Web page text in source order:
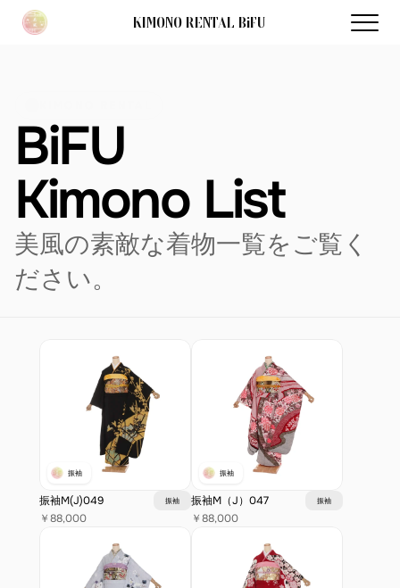
KIMONO RENTAL BiFU
BiFU
Kimono List
美風の素敵な着物一覧をご覧く
ださい。
振袖
振袖M(J)049 振袖
￥88,000
振袖
振袖M（J）047 振袖
￥88,000